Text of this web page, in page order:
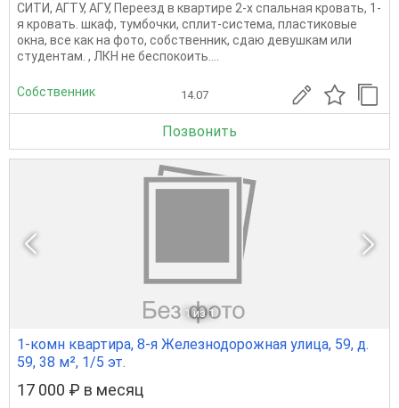
СИТИ, АГТУ, АГУ, Переезд в квартире 2-х спальная кровать, 1-
я кровать. шкаф, тумбочки, сплит-система, пластиковые
окна, все как на фото, собственник, сдаю девушкам или
студентам. , ЛКН не беспокоить....
Собственник 14.07
Позвонить
1 из 1
1-комн квартира, 8-я Железнодорожная улица, 59, д.
59, 38 м², 1/5 эт.
17 000 ₽ в месяц